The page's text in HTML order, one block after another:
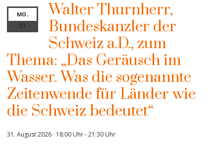
MO.
31
Walter Thurnherr,
Bundeskanzler der
Schweiz a.D., zum
Thema: „Das Geräusch im
Wasser. Was die sogenannte
Zeitenwende für Länder wie
die Schweiz bedeutet“
31. August 2026 · 18:00 Uhr-21:30 Uhr